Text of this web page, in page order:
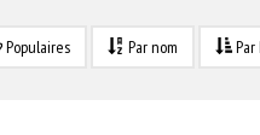
Populaires Par nom Par